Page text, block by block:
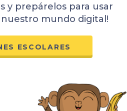
y prepárelos para usar
mundo digital!
ESCOLARES